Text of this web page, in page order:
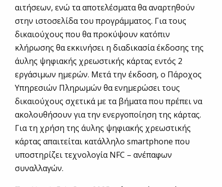
αιτήσεων, ενώ τα αποτελέσματα θα αναρτηθούν
στην ιστοσελίδα του προγράμματος. Για τους
δικαιούχους που θα προκύψουν κατόπιν
κλήρωσης θα εκκινήσει η διαδικασία έκδοσης της
άυλης ψηφιακής χρεωστικής κάρτας εντός 2
εργάσιμων ημερών. Μετά την έκδοση, ο Πάροχος
Υπηρεσιών Πληρωμών θα ενημερώσει τους
δικαιούχους σχετικά με τα βήματα που πρέπει να
ακολουθήσουν για την ενεργοποίηση της κάρτας.
Για τη χρήση της άυλης ψηφιακής χρεωστικής
κάρτας απαιτείται κατάλληλο smartphone που
υποστηρίζει τεχνολογία NFC – ανέπαφων
συναλλαγών.